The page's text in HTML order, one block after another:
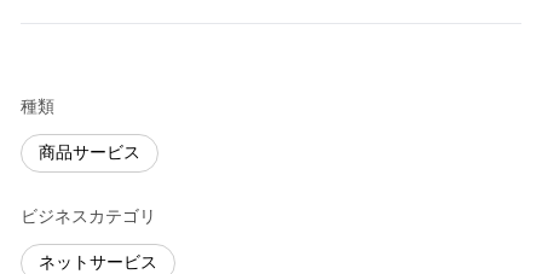
種類
商品サービス
ビジネスカテゴリ
ネットサービス